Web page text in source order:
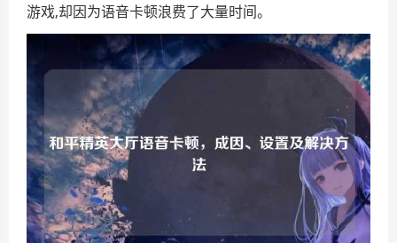
游戏,却因为语音卡顿浪费了大量时间。